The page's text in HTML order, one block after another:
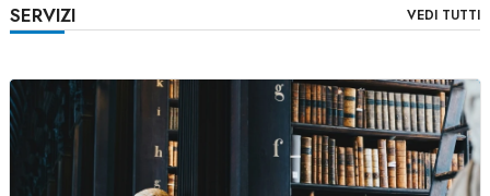
SERVIZI VEDI TUTTI